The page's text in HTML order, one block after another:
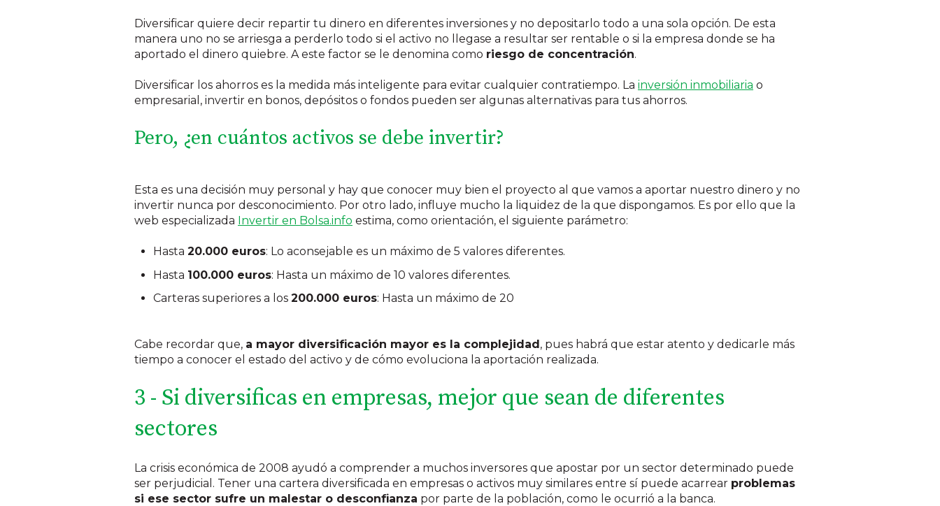
Diversificar quiere decir repartir tu dinero en diferentes inversiones y no depositarlo todo a una sola opción. De esta
manera uno no se arriesga a perderlo todo si el activo no llegase a resultar ser rentable o si la empresa donde se ha
aportado el dinero quiebre. A este factor se le denomina como riesgo de concentración.
Diversificar los ahorros es la medida más inteligente para evitar cualquier contratiempo. La inversión inmobiliaria o
empresarial, invertir en bonos, depósitos o fondos pueden ser algunas alternativas para tus ahorros.
Pero, ¿en cuántos activos se debe invertir?
Esta es una decisión muy personal y hay que conocer muy bien el proyecto al que vamos a aportar nuestro dinero y no
invertir nunca por desconocimiento. Por otro lado, influye mucho la liquidez de la que dispongamos. Es por ello que la
web especializada Invertir en Bolsa.info estima, como orientación, el siguiente parámetro:
Hasta20.000 euros: Lo aconsejable es un máximo de 5 valores diferentes.
Hasta 100.000 euros: Hasta un máximo de 10 valores diferentes.
Carteras superiores a los200.000 euros: Hasta un máximo de 20
Cabe recordar que, a mayor diversificación mayor es la complejidad, pues habrá que estar atento y dedicarle más
tiempo a conocer el estado del activo y de cómo evoluciona la aportación realizada.
3 - Si diversificas en empresas, mejor que sean de diferentes
sectores
La crisis económica de 2008 ayudó a comprender a muchos inversores que apostar por un sector determinado puede
ser perjudicial. Tener una cartera diversificada en empresas o activos muy similares entre sí puede acarrear problemas
si ese sector sufre un malestar o desconfianza por parte de la población, como le ocurrió a la banca.